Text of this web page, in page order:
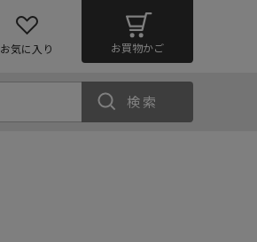
お気に入り お買物かご
検索